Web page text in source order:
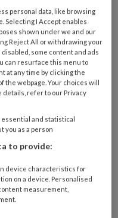
Tussen
over haar
VN-
de geschiedenis
dat we er te
personal data, like browsing
Selecting I Accept enables
shown under we and our
Reject All or withdrawing your
some content and ads
can resurface this menu to
at any time by clicking the
the webpage. Your choices will
details, refer to our Privacy
essential and statistical
you as a person
to provide:
device characteristics for
on a device. Personalised
measurement,